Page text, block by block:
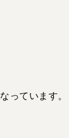
っています。